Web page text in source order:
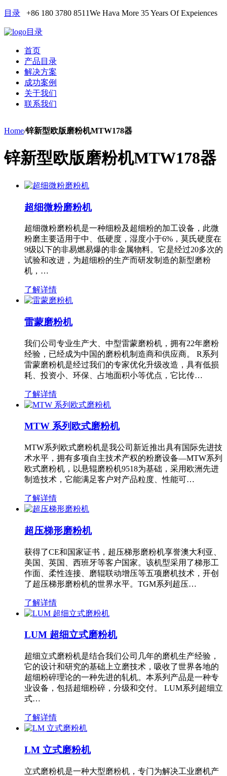
目录 +86 180 3780 8511We Hava More 35 Years Of Expeiences
目录
首页
产品目录
解决方案
成功案例
关于我们
联系我们
Home/锌新型欧版磨粉机MTW178器
锌新型欧版磨粉机MTW178器
超细微粉磨粉机
超细微粉磨粉机是一种细粉及超细粉的加工设备，此微
粉磨主要适用于中、低硬度，湿度小于6%，莫氏硬度在
9级以下的非易燃易爆的非金属物料。它是经过20多次的
试验和改进，为超细粉的生产而研发制造的新型磨粉
机，…
了解详情
雷蒙磨粉机
我们公司专业生产大、中型雷蒙磨粉机，拥有22年磨粉
经验，已经成为中国的磨粉机制造商和供应商。 R系列
雷蒙磨粉机是经过我们的专家优化升级改造，具有低损
耗、投资小、环保、占地面积小等优点，它比传…
了解详情
MTW 系列欧式磨粉机
MTW系列欧式磨粉机是我公司新近推出具有国际先进技
术水平，拥有多项自主技术产权的粉磨设备—MTW系列
欧式磨粉机，以悬辊磨粉机9518为基础，采用欧洲先进
制造技术，它能满足客户对产品粒度、性能可…
了解详情
超压梯形磨粉机
获得了CE和国家证书，超压梯形磨粉机享誉澳大利亚、
美国、英国、西班牙等客户国家。该机型采用了梯形工
作面、柔性连接、磨辊联动增压等五项磨机技术，开创
了超压梯形磨粉机的世界水平。TGM系列超压…
了解详情
LUM 超细立式磨粉机
超细立式磨粉机是结合我们公司几年的磨机生产经验，
它的设计和研究的基础上立磨技术，吸收了世界各地的
超细粉碎理论的一种先进的轧机。本系列产品是一种专
业设备，包括超细粉碎，分级和交付。 LUM系列超细立
式…
了解详情
LM 立式磨粉机
立式磨粉机是一种大型磨粉机，专门为解决工业磨机产